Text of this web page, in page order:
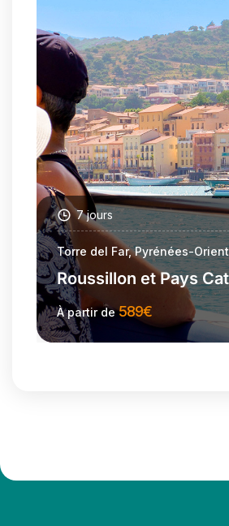
7 jours
Torre del Far, Pyrénées-
Roussillon et Pays
À partir de 589€